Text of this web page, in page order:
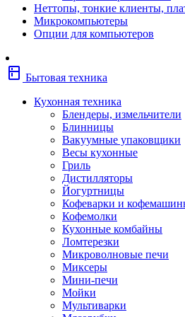
Фены
Щипцы
Сушильные
Морозильные
Плиты
Встраиваемая
Духовые
Неттопы, тонкие клиенты,
Микрокомпьютеры
Опции для компьютеров
kitchen Бытовая техника
Кухонная техника
Блендеры, измельчители
Блинницы
Вакуумные упаковщики
Весы кухонные
Гриль
Дистилляторы
Йогуртницы
Кофеварки и
Кофемолки
Кухонные комбайны
Ломтерезки
Микроволновые печи
Миксеры
Мини-печи
Мойки
Мультиварки